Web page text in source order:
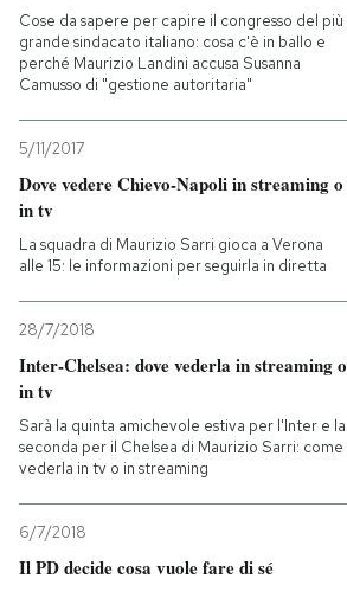
Cose da sapere per capire il congresso del più
grande sindacato italiano: cosa c'è in ballo e
perché Maurizio Landini accusa Susanna
Camusso di "gestione autoritaria"
5/11/2017
Dove vedere Chievo-Napoli in streaming o
in tv
La squadra di Maurizio Sarri gioca a Verona
alle 15: le informazioni per seguirla in diretta
28/7/2018
Inter-Chelsea: dove vederla in streaming o
in tv
Sarà la quinta amichevole estiva per l'Inter e la
seconda per il Chelsea di Maurizio Sarri: come
vederla in tv o in streaming
6/7/2018
Il PD decide cosa vuole fare di sé